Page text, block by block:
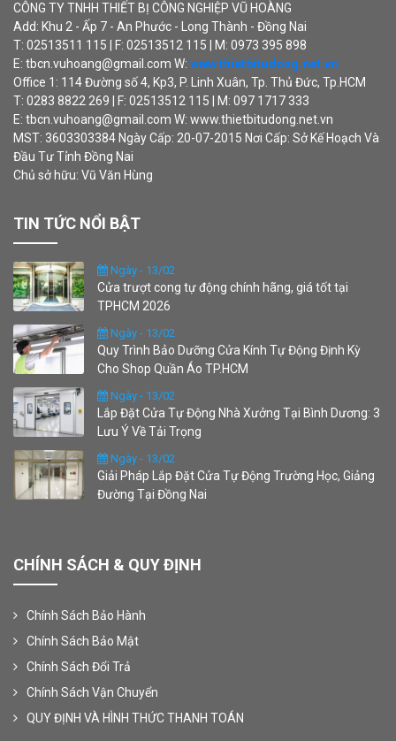
CÔNG TY TNHH THIẾT BỊ CÔNG NGHIỆP VŨ HOÀNG
Add: Khu 2 - Ấp 7 - An Phước - Long Thành - Đồng Nai
T: 02513511 115 | F: 02513512 115 | M: 0973 395 898
E: tbcn.vuhoang@gmail.com W: www.thietbitudong.net.vn
Office 1: 114 Đường số 4, Kp3, P. Linh Xuân, Tp. Thủ Đức, Tp.HCM
T: 0283 8822 269 | F: 02513512 115 | M: 097 1717 333
E: tbcn.vuhoang@gmail.com W: www.thietbitudong.net.vn
MST: 3603303384 Ngày Cấp: 20-07-2015 Nơi Cấp: Sở Kế Hoạch Và
Đầu Tư Tỉnh Đồng Nai
Chủ sở hữu: Vũ Văn Hùng
TIN TỨC NỔI BẬT
Ngày - 13/02
Cửa trượt cong tự động chính hãng, giá tốt tại
TPHCM 2026
Ngày - 13/02
Quy Trình Bảo Dưỡng Cửa Kính Tự Động Định Kỳ
Cho Shop Quần Áo TP.HCM
Ngày - 13/02
Lắp Đặt Cửa Tự Động Nhà Xưởng Tại Bình Dương: 3
Lưu Ý Về Tải Trọng
Ngày - 13/02
Giải Pháp Lắp Đặt Cửa Tự Động Trường Học, Giảng
Đường Tại Đồng Nai
CHÍNH SÁCH & QUY ĐỊNH
Chính Sách Bảo Hành
Chính Sách Bảo Mật
Chính Sách Đổi Trả
Chính Sách Vận Chuyển
QUY ĐỊNH VÀ HÌNH THỨC THANH TOÁN